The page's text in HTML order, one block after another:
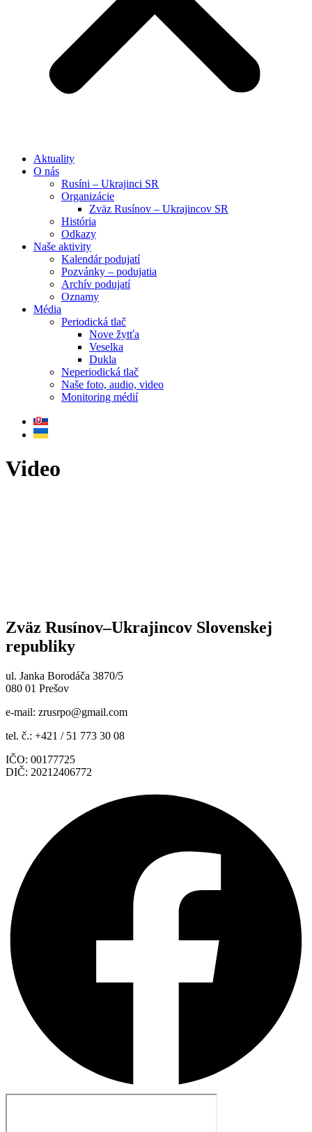
Aktuality
O nás
Rusíni – Ukrajinci SR
Organizácie
Zväz Rusínov – Ukrajincov SR
História
Odkazy
Naše aktivity
Kalendár podujatí
Pozvánky – podujatia
Archív podujatí
Oznamy
Média
Periodická tlač
Nove žytťa
Veselka
Dukla
Neperiodická tlač
Naše foto, audio, video
Monitoring médií
Video
Zväz Rusínov–Ukrajincov Slovenskej
republiky
ul. Janka Borodáča 3870/5
080 01 Prešov
e-mail: zrusrpo@gmail.com
tel. č.: +421 / 51 773 30 08
IČO: 00177725
DIČ: 20212406772